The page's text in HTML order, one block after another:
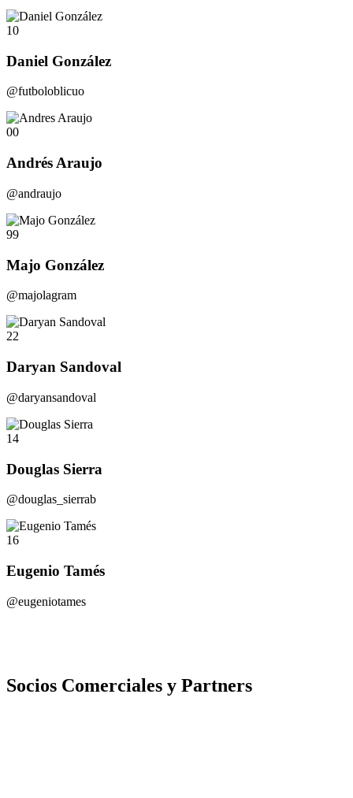
10
Daniel González
@futboloblicuo
00
Andrés Araujo
@andraujo
99
Majo González
@majolagram
22
Daryan Sandoval
@daryansandoval
14
Douglas Sierra
@douglas_sierrab
16
Eugenio Tamés
@eugeniotames
Socios Comerciales y Partners